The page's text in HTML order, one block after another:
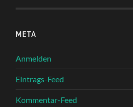
META
Anmelden
Eintrags-Feed
Kommentar-Feed